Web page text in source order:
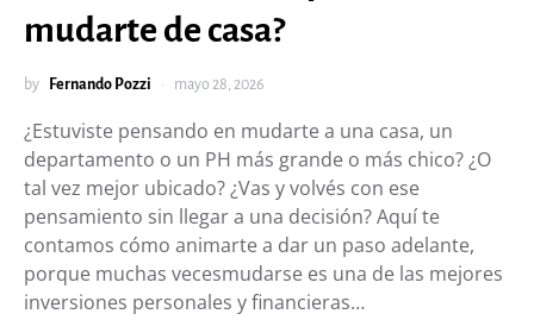
mudarte de casa?
by Fernando Pozzi mayo 28, 2026
¿Estuviste pensando en mudarte a una casa, un
departamento o un PH más grande o más chico? ¿O
tal vez mejor ubicado? ¿Vas y volvés con ese
pensamiento sin llegar a una decisión? Aquí te
contamos cómo animarte a dar un paso adelante,
porque muchas vecesmudarse es una de las mejores
inversiones personales y financieras…